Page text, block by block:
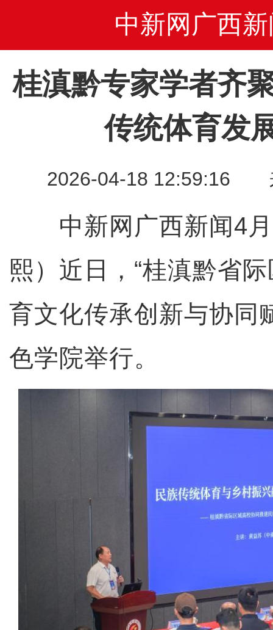
中新网广西新
桂滇黔专家学者齐
传统体育发
2026-04-18 12:59:16
中新网广西新闻4
熙）近日，“桂滇黔省
育文化传承创新与协同
色学院举行。